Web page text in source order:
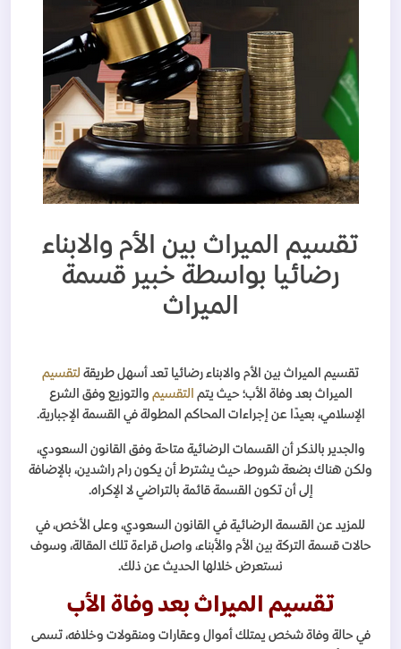
تقسيم الميراث بين الأم والابناء
رضائيا بواسطة خبير قسمة
الميراث
تقسيم الميراث بين الأم والابناء رضائيا تعد أسهل طريقة لتقسيم
الميراث بعد وفاة الأب؛ حيث يتم التقسيم والتوزيع وفق الشرع
الإسلامي، بعيدًا عن إجراءات المحاكم المطولة في القسمة الإجبارية.
والجدير بالذكر أن القسمات الرضائية متاحة وفق القانون السعودي،
ولكن هناك بضعة شروط، حيث يشترط أن يكون رام راشدين، بالإضافة
إلى أن تكون القسمة قائمة بالتراضي لا الإكراه.
للمزيد عن القسمة الرضائية في القانون السعودي، وعلى الأخص، في
حالات قسمة التركة بين الأم والأبناء، واصل قراءة تلك المقالة، وسوف
نستعرض خلالها الحديث عن ذلك.
تقسيم الميراث بعد وفاة الأب
في حالة وفاة شخص يمتلك أموال وعقارات ومنقولات وخلافه، تسمى